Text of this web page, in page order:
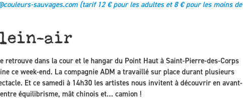
sauvages.com(tarif 12 € pour les adultes et 8 € pour les moins de
air
retrouve dans la cour et le hangar du Point Haut à Saint-Pierre-des-Corps
ce week-end. La compagnie ADM a travaillé sur place durant plusieurs
Et ce samedi à 14h30 les artistes nous invitent à découvrir en avant-
équilibrisme, mât chinois et… camion !